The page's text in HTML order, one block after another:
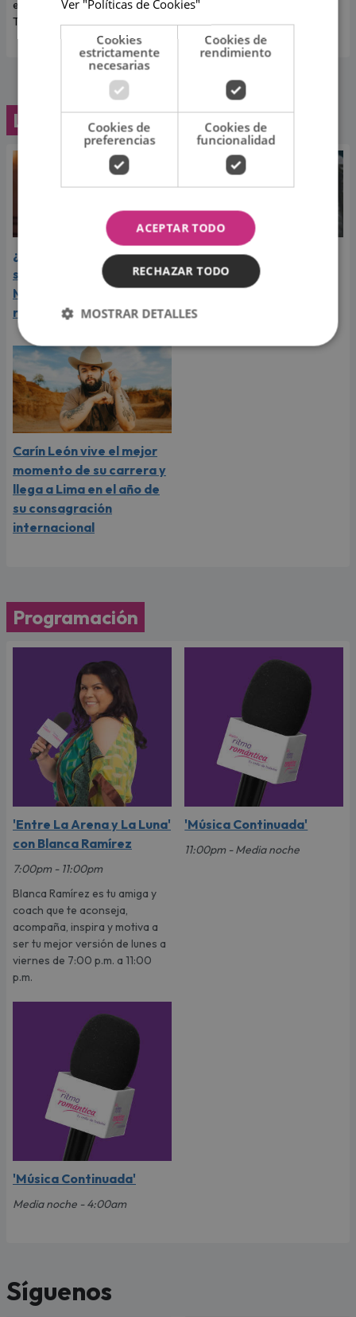
entradas disponibles en
Teleticket.
Lo último
¿Greeicy espera a su
segundo hijo? Video de
Mike Bahía desata
rumores
Laura Pausini reveló cuál
de sus éxitos es su
favorito y sorprendió a
sus seguidores
Carín León vive el mejor
momento de su carrera y
llega a Lima en el año de
su consagración
internacional
Programación
'Entre La Arena y La Luna'
con Blanca Ramírez
7:00pm - 11:00pm
Blanca Ramírez es tu amiga y
coach que te aconseja,
acompaña, inspira y motiva a
ser tu mejor versión de lunes a
viernes de 7:00 p.m. a 11:00
p.m.
'Música Continuada'
11:00pm - Media noche
'Música Continuada'
Media noche - 4:00am
Síguenos
Ver "Políticas de Cookies"
Cookies
estrictamente
necesarias
Cookies de
rendimiento
Cookies de
preferencias
Cookies de
funcionalidad
ACEPTAR TODO
RECHAZAR TODO
MOSTRAR DETALLES